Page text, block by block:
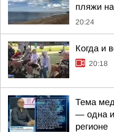
пляжи
20:24
Когда и
20:18
Тема
— одна
регионе